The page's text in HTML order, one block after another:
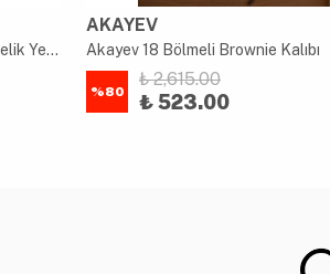
Akayev 1650ml İki Katlı 4 Bölmeli Çelik Yemek Kabı Mavi
AKAYEV
Akayev 18 Bölmeli Brownie Kalıbı
%80
₺ 2,615.00
₺ 523.00